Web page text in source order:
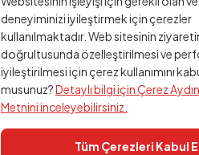
Yapı Kimyasalları
Tekstil
Epoksi Poliüretan
deneyiminizi iyileştirmek için çerezler
kullanılmaktadır. Web sitesinin
doğrultusunda özelleştirilmesi ve
iyileştirilmesi için çerez kullanımını
musunuz?Detaylı bilgi için Çerez
Metnini inceleyebilirsiniz.
Tüm Çerezleri Kabul